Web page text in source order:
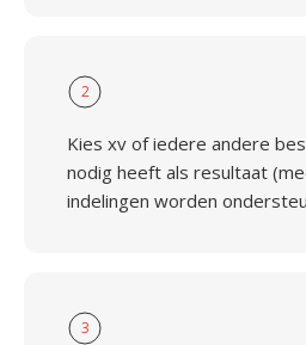
2
Kies xv of iedere andere
nodig heeft als resultaat
indelingen worden
3